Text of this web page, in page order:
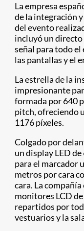
La empresa
de la integración
del evento
incluyó un
señal para todo el
las pantallas y el
La estrella de la
impresionante
formada por 640
pitch, ofreciendo
1176 píxeles.
Colgado por
un display LED
para el marcador
metros por cara
cara. La
monitores LCD
repartidos por
vestuarios y la